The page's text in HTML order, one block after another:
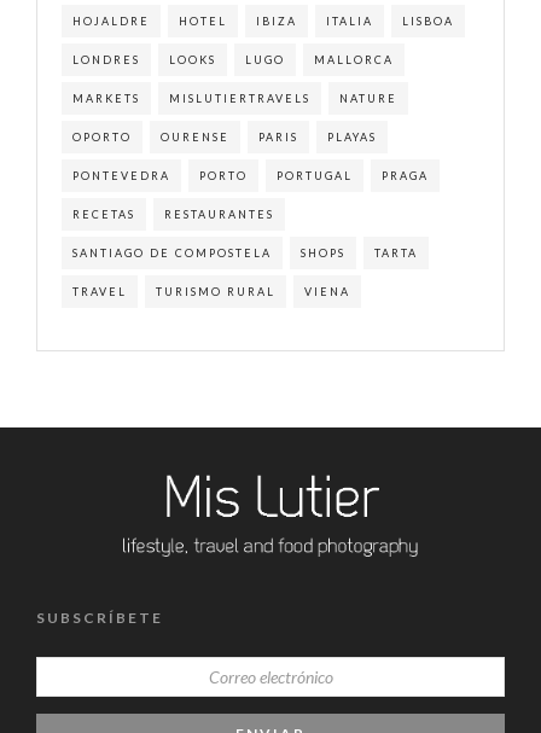
HOJALDRE HOTEL IBIZA ITALIA LISBOA
LONDRES LOOKS LUGO MALLORCA
MARKETS MISLUTIERTRAVELS NATURE
OPORTO OURENSE PARIS PLAYAS
PONTEVEDRA PORTO PORTUGAL PRAGA
RECETAS RESTAURANTES
SANTIAGO DE COMPOSTELA SHOPS TARTA
TRAVEL TURISMO RURAL VIENA
SUBSCRÍBETE